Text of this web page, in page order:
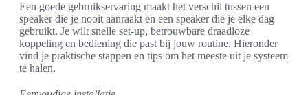
Een goede gebruikservaring maakt het verschil tussen een
speaker die je nooit aanraakt en een speaker die je elke dag
gebruikt. Je wilt snelle set-up, betrouwbare draadloze
koppeling en bediening die past bij jouw routine. Hieronder
vind je praktische stappen en tips om het meeste uit je systeem
te halen.